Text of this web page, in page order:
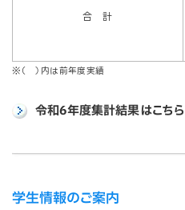
合 計
※（ ）内は前年度実績
令和6年度集計結果はこち
学生情報のご案内